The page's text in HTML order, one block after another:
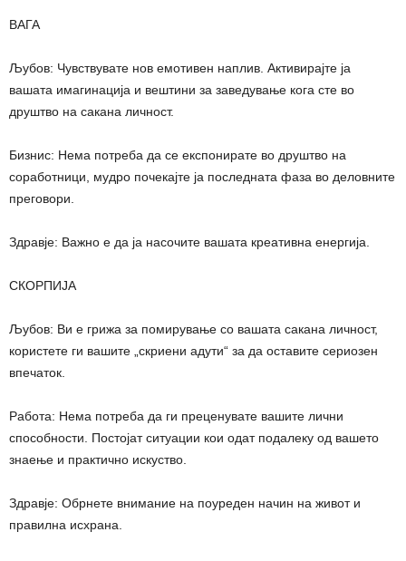
ВАГА
Љубов: Чувствувате нов емотивен наплив. Активирајте ја
вашата имагинација и вештини за заведување кога сте во
друштво на сакана личност.
Бизнис: Нема потреба да се експонирате во друштво на
соработници, мудро почекајте ја последната фаза во деловните
преговори.
Здравје: Важно е да ја насочите вашата креативна енергија.
СКОРПИЈА
Љубов: Ви е грижа за помирување со вашата сакана личност,
користете ги вашите „скриени адути“ за да оставите сериозен
впечаток.
Работа: Нема потреба да ги преценувате вашите лични
способности. Постојат ситуации кои одат подалеку од вашето
знаење и практично искуство.
Здравје: Обрнете внимание на поуреден начин на живот и
правилна исхрана.